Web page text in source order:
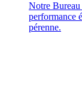
Notre Bureau
performance
pérenne.